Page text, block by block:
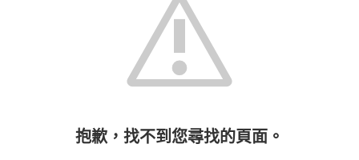
抱歉，找不到您尋找的頁面。